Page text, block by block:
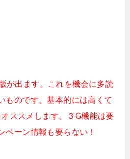
が出ます。これを機会に多読
ものです。基本的には高くて
ススメします。３G機能は要
ペーン情報も要らない！